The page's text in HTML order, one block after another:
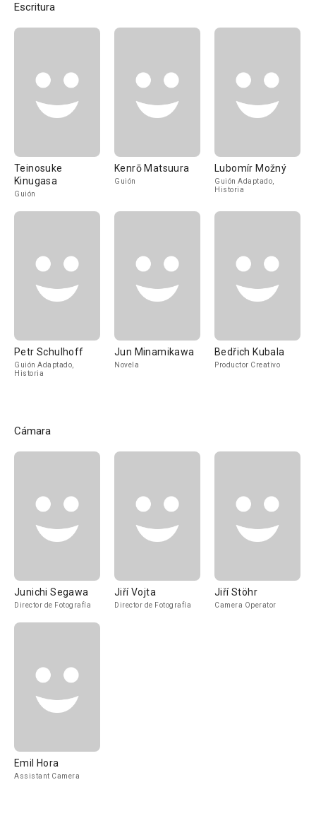
Escritura
Teinosuke
Kinugasa
Guión
Kenrō Matsuura
Guión
Lubomír Možný
Guión Adaptado,
Historia
Petr Schulhoff
Guión Adaptado,
Historia
Jun Minamikawa
Novela
Bedřich Kubala
Productor Creativo
Cámara
Junichi Segawa
Director de Fotografía
Jiří Vojta
Director de Fotografía
Jiří Stöhr
Camera Operator
Emil Hora
Assistant Camera